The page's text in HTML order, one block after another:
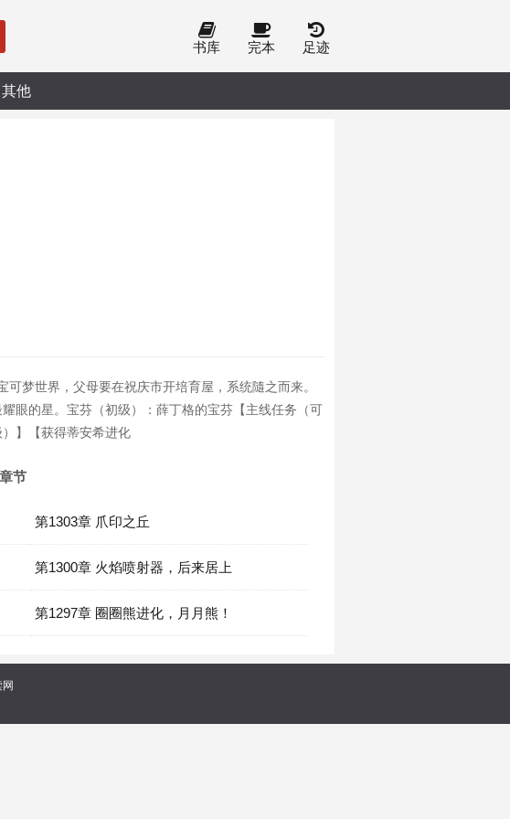
书库 完本 足迹
其他
梦世界，父母要在祝庆市开培育屋，系统隨之而来。
眼的星。宝芬（初级）：薛丁格的宝芬【主线任务（可
】【获得蒂安希进化
节
第1303章 爪印之丘
第1300章 火焰喷射器，后来居上
第1297章 圈圈熊进化，月月熊！